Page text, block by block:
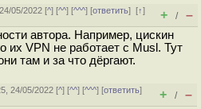
05/2022 [^] [^^] [^^^] [ответить][↑]
+ / –
автора. Например, цискин
их VPN не работает c Musl. Тут
там и за что дёргают.
24/05/2022 [^] [^^] [^^^] [ответить]
+ / –